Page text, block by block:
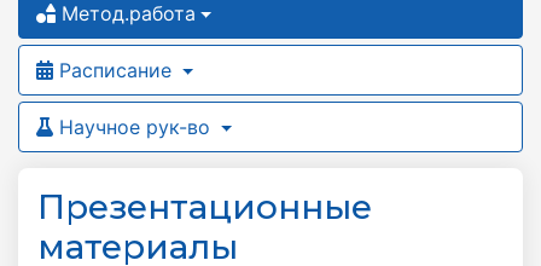
Метод.работа
Расписание
Научное рук-во
Презентационные
материалы